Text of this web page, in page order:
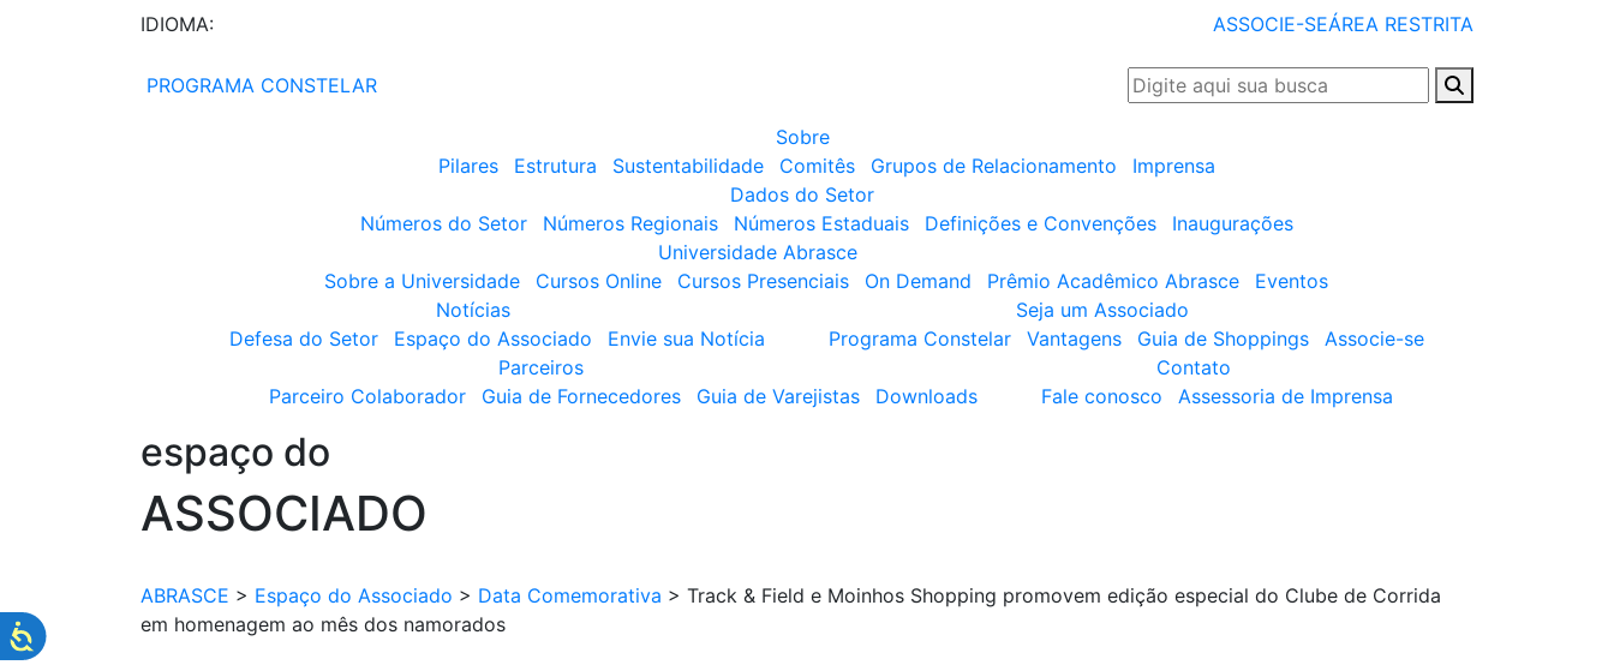
IDIOMA: ASSOCIE-SEÁREA RESTRITA
PROGRAMA CONSTELAR
Sobre
Pilares
Estrutura Sustentabilidade Comitês Grupos de Relacionamento
Imprensa
Dados do Setor
Números do Setor
Números Regionais Números Estaduais Definições e Convenções
Inaugurações
Universidade Abrasce
Sobre a Universidade
Cursos Online Cursos Presenciais On Demand Prêmio Acadêmico Abrasce
Eventos
Notícias
Defesa do Setor
Espaço do Associado Envie sua Notícia
Seja um Associado
Programa Constelar
Vantagens Guia de Shoppings
Associe-se
Parceiros
Parceiro Colaborador
Guia de Fornecedores Guia de Varejistas Downloads
Contato
Fale conosco
Assessoria de Imprensa
espaço do
ASSOCIADO
ABRASCE > Espaço do Associado > Data Comemorativa > Track & Field e Moinhos Shopping promovem edição especial do Clube de Corrida
em homenagem ao mês dos namorados